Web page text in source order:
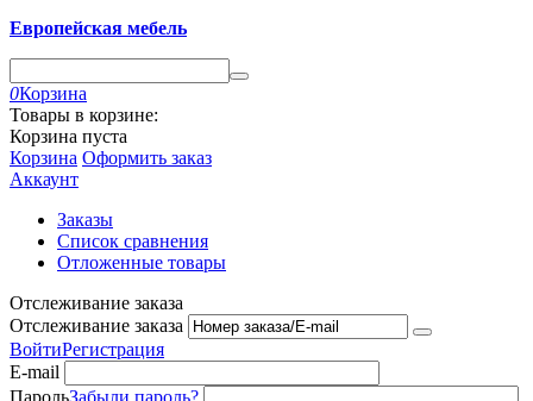
Европейская мебель
0Корзина
Товары в корзине:
Корзина пуста
Корзина Оформить заказ
Аккаунт
Заказы
Список сравнения
Отложенные товары
Отслеживание заказа
Отслеживание заказа
ВойтиРегистрация
E-mail
ПарольЗабыли пароль?